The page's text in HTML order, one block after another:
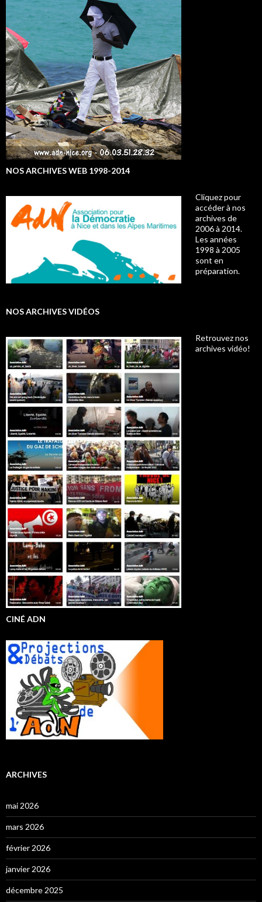
NOS ARCHIVES WEB 1998-2014
Cliquez pour
accéder à nos
archives de
2006 à 2014.
Les années
1998 à 2005
sont en
préparation.
NOS ARCHIVES VIDÉOS
Retrouvez nos
archives vidéo!
CINÉ ADN
ARCHIVES
mai 2026
mars 2026
février 2026
janvier 2026
décembre 2025